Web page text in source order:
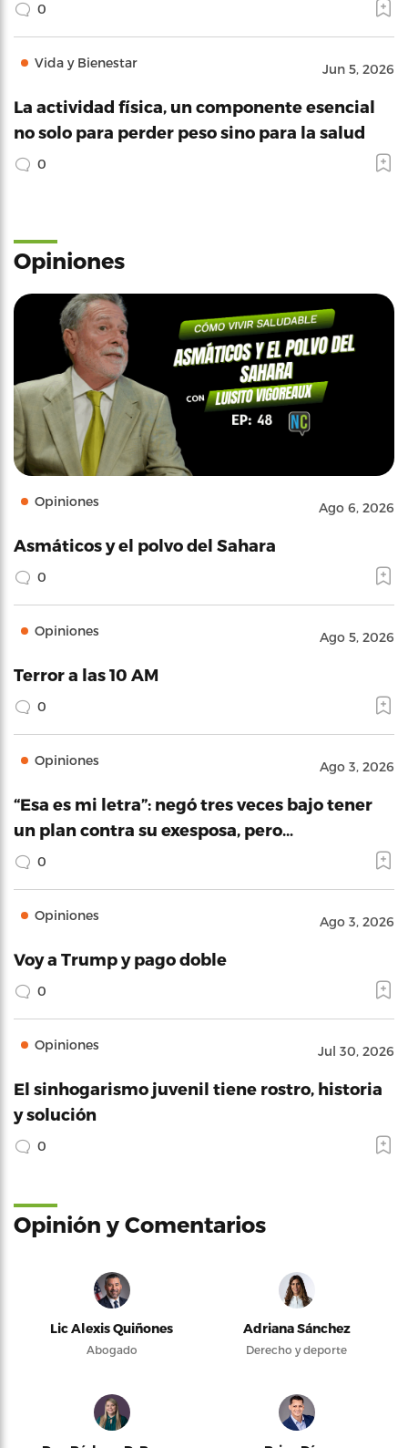
0
Vida y Bienestar Jun 5, 2026
La actividad física, un componente esencial
no solo para perder peso sino para la salud
0
Opiniones
Opiniones Ago 6, 2026
Asmáticos y el polvo del Sahara
0
Opiniones Ago 5, 2026
Terror a las 10 AM
0
Opiniones Ago 3, 2026
“Esa es mi letra”: negó tres veces bajo tener
un plan contra su exesposa, pero…
0
Opiniones Ago 3, 2026
Voy a Trump y pago doble
0
Opiniones Jul 30, 2026
El sinhogarismo juvenil tiene rostro, historia
y solución
0
Opinión y Comentarios
Lic Alexis Quiñones
Abogado
Adriana Sánchez
Derecho y deporte